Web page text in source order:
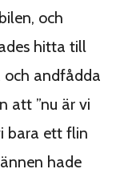
och
hitta till
och andfådda
att ”nu är vi
bara ett flin
hade